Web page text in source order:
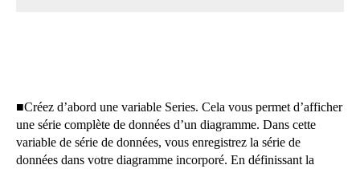
■Créez d’abord une variable Series. Cela vous permet d’afficher
une série complète de données d’un diagramme. Dans cette
variable de série de données, vous enregistrez la série de
données dans votre diagramme incorporé. En définissant la